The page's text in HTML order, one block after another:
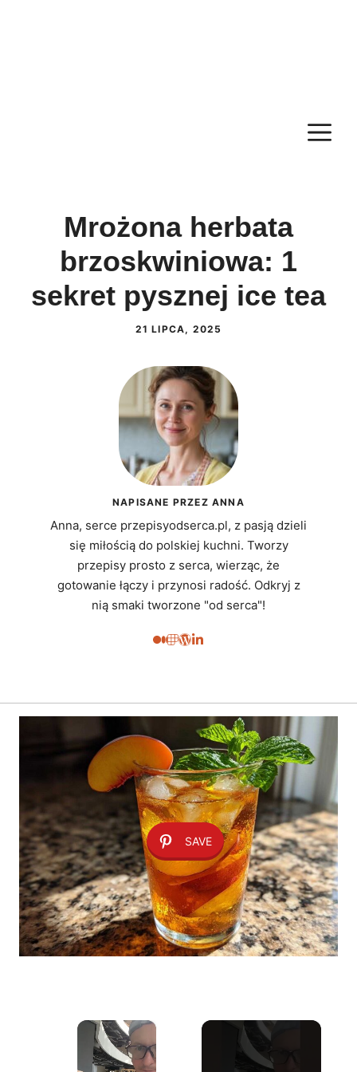
Mrożona herbata
brzoskwiniowa: 1
sekret pysznej ice tea
21 LIPCA, 2025
NAPISANE PRZEZ ANNA
Anna, serce przepisyodserca.pl, z pasją dzieli
się miłością do polskiej kuchni. Tworzy
przepisy prosto z serca, wierząc, że
gotowanie łączy i przynosi radość. Odkryj z
nią smaki tworzone "od serca"!
SAVE
×